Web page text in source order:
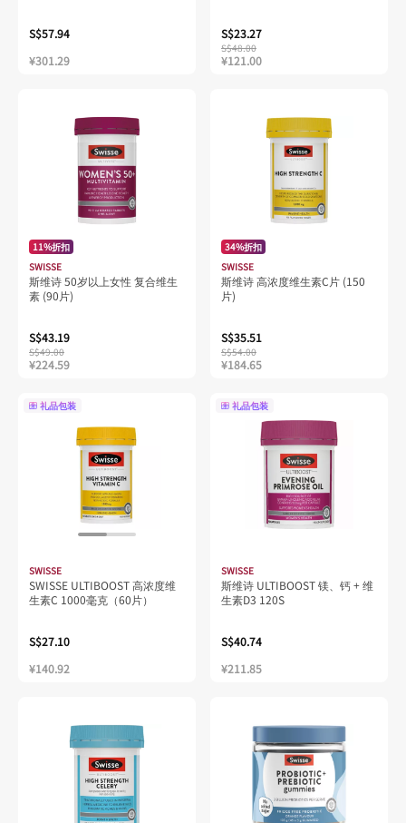
S$57.94
¥301.29
S$23.27
S$48.00
¥121.00
11%折扣
SWISSE
斯维诗 50岁以上女性 复合维生
素 (90片)
S$43.19
S$49.00
¥224.59
34%折扣
SWISSE
斯维诗 高浓度维生素C片 (150
片)
S$35.51
S$54.00
¥184.65
礼品包装
SWISSE
SWISSE ULTIBOOST 高浓度维
生素C 1000毫克（60片）
S$27.10
¥140.92
礼品包装
SWISSE
斯维诗 ULTIBOOST 镁、钙 + 维
生素D3 120S
S$40.74
¥211.85